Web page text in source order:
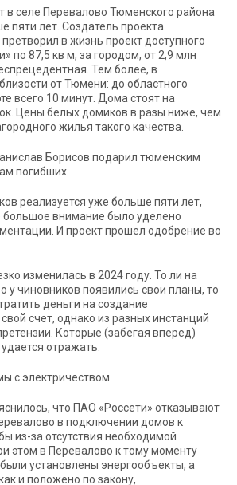
в селе Перевалово Тюменского района
пяти лет. Создатель проекта
в жизнь проект доступного
по 87,5 кв м, за городом, от 2,9 млн
Тем более, в
от Тюмени: до областного
всего 10 минут. Дома стоят на
Цены белых домиков в разы ниже, чем
жилья такого качества.
Борисов подарил тюменским
погибших.
реализуется уже больше пяти лет,
большое внимание было уделено
И проект прошел одобрение во
изменилась в 2024 году. То ли на
у чиновников появились свои планы, то
деньги на создание
счет, однако из разных инстанций
Которые (забегая вперед)
отражать.
с электричеством
что ПАО «Россети» отказывают
в подключении домов к
из-за отсутствия необходимой
этом в Перевалово к тому моменту
установлены энергообъекты, а
и положено по закону,